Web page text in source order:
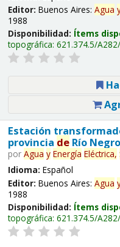
Editor: Buenos Aires: Agua
1988
Disponibilidad: Ítems
topográfica: 621.374.5/
Estación
provincia deRío Negro
por Agua y Energía Eléctrica,
Idioma: Español
Editor: Buenos Aires: Agua
1988
Disponibilidad: Ítems
topográfica: 621.374.5/